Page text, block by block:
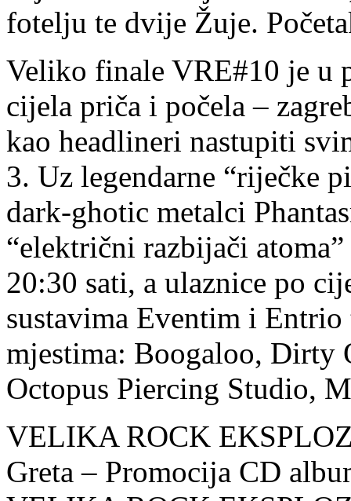
fotelju te dvije Žuje.
Veliko finale VRE#10 je u
cijela priča i počela –
kao headlineri nastupiti
3. Uz legendarne “riječke
dark-ghotic metalci
“električni razbijači
20:30 sati, a ulaznice po
sustavima Eventim i
mjestima: Boogaloo, Dirty
Octopus Piercing Studio,
VELIKA ROCK
Greta – Promocija CD